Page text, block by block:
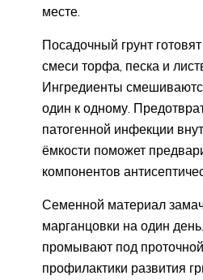
месте.
Посадочный грунт
смеси торфа, песка и
Ингредиенты
один к одному.
патогенной инфекции
ёмкости поможет
компонентов
Семенной материал
марганцовки на один
промывают под
профилактики развития